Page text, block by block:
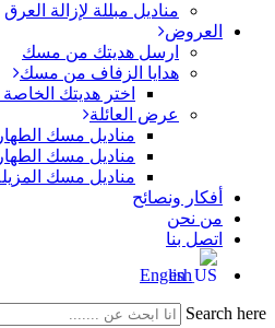
مناديل مبللة لإزالة العرق
العروض
ارسل هديتك من مسك
هدايا الزفاف من مسك
اختر هديتك
عرض العائلة
مناديل مسك الطهارة
مناديل مسك الطهارة
مناديل مسك المزيلة
أفكار ونصائح
من نحن
اتصل بنا
English
Search here